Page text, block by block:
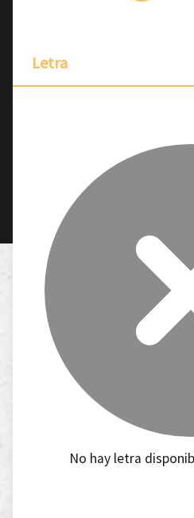
Letra
No hay letra